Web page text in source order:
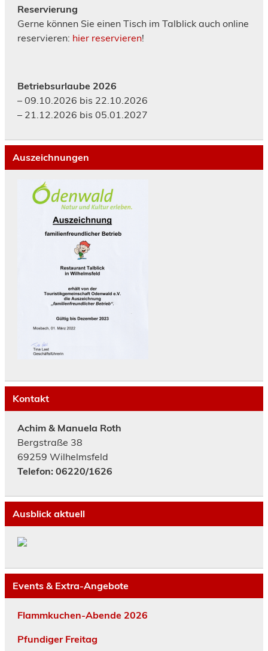
Reservierung
Gerne können Sie einen Tisch im Talblick auch online
reservieren: hier reservieren!
Betriebsurlaube 2026
– 09.10.2026 bis 22.10.2026
– 21.12.2026 bis 05.01.2027
Auszeichnungen
Kontakt
Achim & Manuela Roth
Bergstraße 38
69259 Wilhelmsfeld
Telefon: 06220/1626
Ausblick aktuell
Events & Extra-Angebote
Flammkuchen-Abende 2026
Pfundiger Freitag